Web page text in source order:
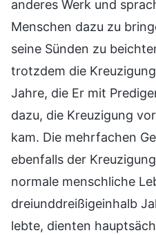
anderes Werk und
Menschen dazu zu
seine Sünden zu
trotzdem die
Jahre, die Er mit
dazu, die Kreuzigung
kam. Die mehrfachen
ebenfalls der
normale menschliche
dreiunddreißigeinhalb
lebte, dienten